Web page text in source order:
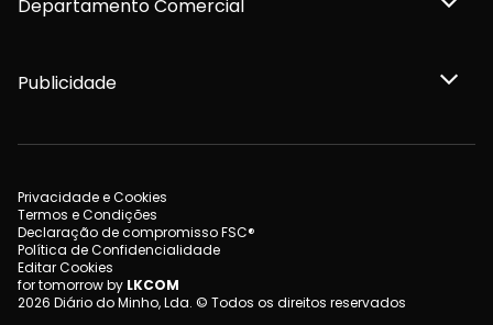
Departamento Comercial
Publicidade
Privacidade e Cookies
Termos e Condições
Declaração de compromisso FSC®
Política de Confidencialidade
Editar Cookies
for tomorrow by LKCOM
2026 Diário do Minho, Lda. © Todos os direitos reservados